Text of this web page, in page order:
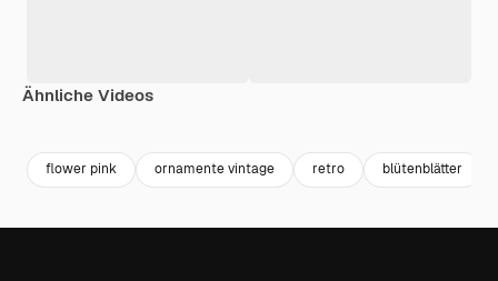
Ähnliche Videos
flower pink ornamente vintage retro blütenblätter